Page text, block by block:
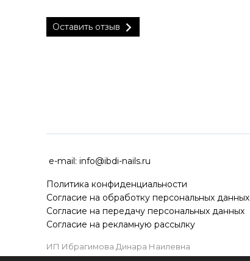
Оставить отзыв
e-mail: info@ibdi-nails.ru
Политика конфиденциальности
Согласие на обработку персональных данных
Согласие на передачу персональных данных
Согласие на рекламную рассылку
ИП Ибрагимова Динара Наилевна
ИНН 590418192130